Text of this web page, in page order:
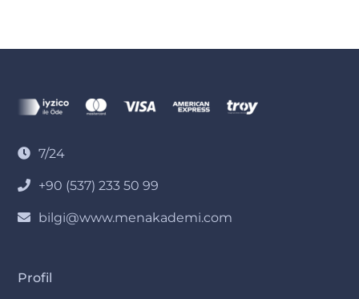
7/24
+90 (537) 233 50 99
bilgi@www.menakademi.com
Profil